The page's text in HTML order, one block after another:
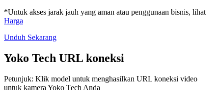
*Untuk akses jarak jauh yang aman atau penggunaan bisnis, lihat
Harga
Unduh Sekarang
Yoko Tech URL koneksi
Petunjuk: Klik model untuk menghasilkan URL koneksi video
untuk kamera Yoko Tech Anda